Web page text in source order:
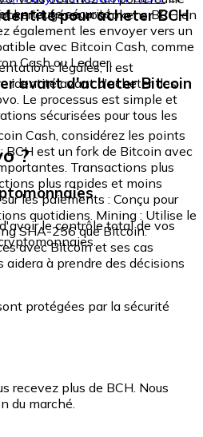
en toute sécurité.
et gérer vos tokens BCH en
également les envoyer vers un
avec Bitcoin Cash, comme
Cash ou Ledger.
pour acheter BCH
légales, il est
identité avant d'acheter des
Le processus est simple et
sécurisées pour tous les
avant d'acheter Bitcoin
Cash, considérez les points
BCH est un fork de Bitcoin avec
Transactions plus
plus rapides et moins
les paiements : Conçu pour
quotidiens. Mining : Utilise le
SHA-256 que Bitcoin.
avec Bitcoin et ses cas
à prendre des décisions
?
le contrôle total de vos
protégées par la sécurité
recevez plus de BCH. Nous
du marché.